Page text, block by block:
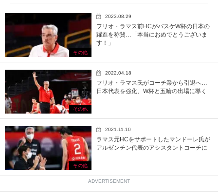
その他
2023.08.29
フリオ・ラマス前HCがバスケW杯の日本の
躍進を称賛…「本当におめでとうございま
す！」
その他
2022.04.18
フリオ・ラマス氏がコーチ業から引退へ…
日本代表を強化、W杯と五輪の出場に導く
その他
2021.11.10
ラマス元HCをサポートしたマンドーレ氏が
アルゼンチン代表のアシスタントコーチに
ADVERTISEMENT